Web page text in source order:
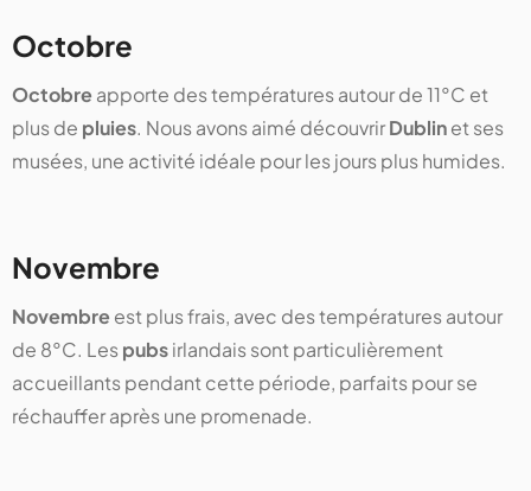
Octobre
Octobreapporte des températures autour de 11°C et
plus de pluies. Nous avons aimé découvrirDublinet ses
musées, une activité idéale pour les jours plus humides.
Novembre
Novembreest plus frais, avec des températures autour
de 8°C. Lespubsirlandais sont particulièrement
accueillants pendant cette période, parfaits pour se
réchauffer après une promenade.